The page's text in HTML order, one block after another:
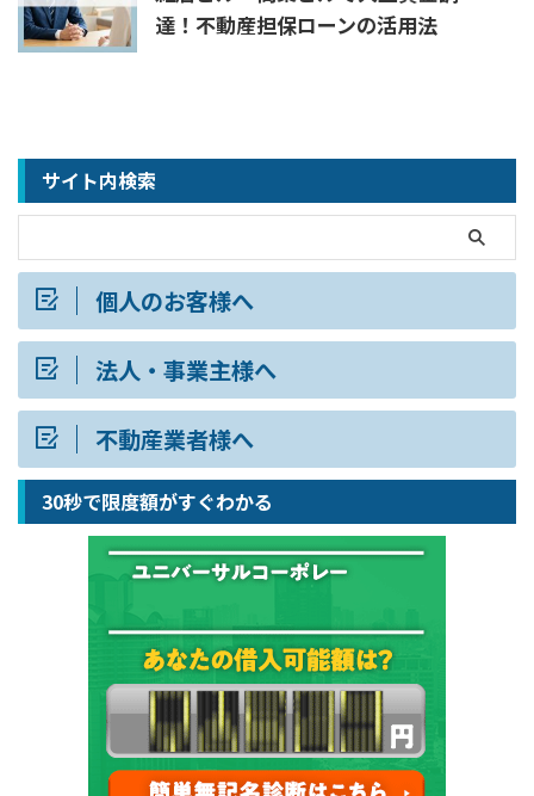
達！不動産担保ローンの活用法
サイト内検索
個人のお客様へ
法人・事業主様へ
不動産業者様へ
30秒で限度額がすぐわかる